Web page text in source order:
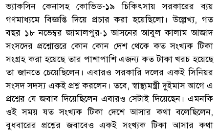
ভ্যাকসিন কেনাসহ কোভিড-১৯ চিকিৎসায় সরকারের ব্যয়
গণমাধ্যমে বিজ্ঞপ্তি দিয়ে প্রচার করা হয়েছিলো। উল্লেখ্য, গত
বছর ১৮ নভেম্বর জামালপুর-১ আসনের আবুল কালাম আজাদ
সংসদের প্রশ্নোত্তরে কোন কোন দেশ থেকে কত সংখ্যক টিকা
সংগ্রহ করা হয়েছে তার পাশাপাশি এজন্য কত টাকা খরচ হয়েছে
তা জানতে চেয়েছিলেন। এবারও সরকারি দলের একই সিনিয়র
সংসদ সদস্য একই প্রশ্ন করলেন। তবে, স্বাস্থ্যমন্ত্রী দুইমাস আগে এ
প্রশ্নের যে জবাব দিয়েছিলেন এবারও সেটাই দিয়েছেন। এমনকি
ওই সময় যত সংখ্যক টিকা দেশে আসার কথা বলেছিলেন,
বুধবারের প্রশ্নের জবাবেও একই সংখ্যক টিকা আসার কথা